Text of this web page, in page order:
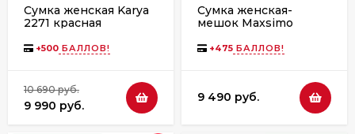
Сумка женская Karya
2271 красная
+500 БАЛЛОВ!
10 690 руб.
9 990 руб.
Сумка женская-
мешок Maxsimo
красный флотер
+475 БАЛЛОВ!
9 490 руб.